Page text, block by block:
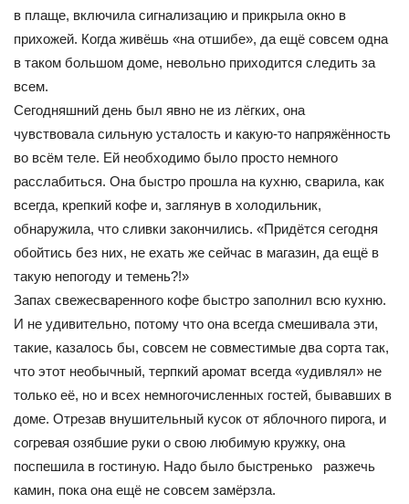
в плаще, включила сигнализацию и прикрыла окно в
прихожей. Когда живёшь «на отшибе», да ещё совсем одна
в таком большом доме, невольно приходится следить за
всем.
Сегодняшний день был явно не из лёгких, она
чувствовала сильную усталость и какую-то напряжённость
во всём теле. Ей необходимо было просто немного
расслабиться. Она быстро прошла на кухню, сварила, как
всегда, крепкий кофе и, заглянув в холодильник,
обнаружила, что сливки закончились. «Придётся сегодня
обойтись без них, не ехать же сейчас в магазин, да ещё в
такую непогоду и темень?!»
Запах свежесваренного кофе быстро заполнил всю кухню.
И не удивительно, потому что она всегда смешивала эти,
такие, казалось бы, совсем не совместимые два сорта так,
что этот необычный, терпкий аромат всегда «удивлял» не
только её, но и всех немногочисленных гостей, бывавших в
доме. Отрезав внушительный кусок от яблочного пирога, и
согревая озябшие руки о свою любимую кружку, она
поспешила в гостиную. Надо было быстренько разжечь
камин, пока она ещё не совсем замёрзла.